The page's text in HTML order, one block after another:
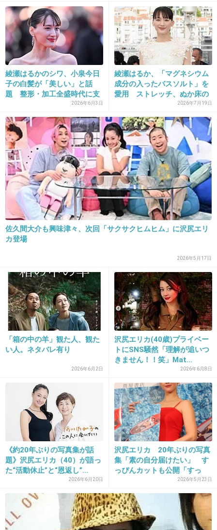
住宅街の一戸建てで、母と2人...
+17 -48
23. 匿名2014/10/23(木) 12:54:49
綾瀬はるかの方がファン層の幅が広そう。
正直ファーストクラスは期待を下回った。
+469 -21
24. 匿名 2014/10/23(木) 12:54:55
綾瀬はるかのドラマのほうが
ほんわかして夢見れるしおもしろい
沢尻のは疲れる
週の真ん中にやるドラマではない
25. 匿名 2014/10/23(木) 12:54:56
ファーストクラス面白いと思うけどな～
+39 -89
26. 匿名 2014/10/23(木) 12:55:03
ファーストクラス、録画率も低くTOP10すら、
入ってないらしいです。。。
前作の方が、はるかに面白かった！！
+342 -11
27. 匿名2014/10/23(木) 12:55:03
職場の男性たちが、会社休みますの話しして
た！
男はファーストクラスみたいなの観ないもん
綾瀬はるかのシワ、小泉今日
子の白髪が「美しい」と話
題 整形・加工全盛時代に支
2026年6月3日
綾瀬はるか、「マグネシウム
成分の入ったバスソルト」を
愛用 ストレッチ、ぬか床の
2026年7月19日
佐久間大介も興味津々、次回「サクサクヒムヒム」に沢尻エリ
カ登場
2026年5月17日
「箱の中の羊」観た人、観た
い人。ネタバレ有り
2026年6月2日
沢尻エリカ(40歳)プライベー
トにSNS騒然「理解が追いつ
きません！！笑」Mat...
2026年6月8日
《約20年ぶりの写真集が話
題》沢尻エリカ（40）が語っ
た“活動休止”と“恩返し”...
2026年6月20日
沢尻エリカ 20年ぶりの写真
集「素の自分届けたい」 す
っぴんカットも公開「すっ
2026年5月23日